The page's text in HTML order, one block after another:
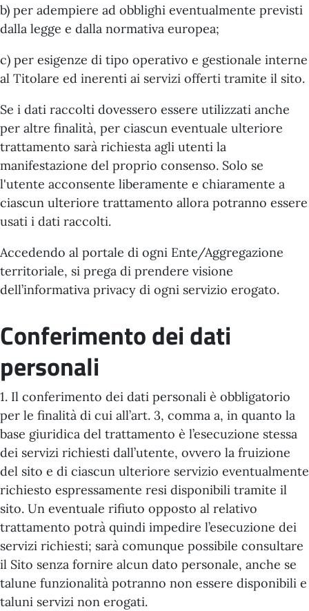
b) per adempiere ad obblighi eventualmente previsti
dalla legge e dalla normativa europea;
c) per esigenze di tipo operativo e gestionale interne
al Titolare ed inerenti ai servizi offerti tramite il sito.
Se i dati raccolti dovessero essere utilizzati anche
per altre finalità, per ciascun eventuale ulteriore
trattamento sarà richiesta agli utenti la
manifestazione del proprio consenso. Solo se
l'utente acconsente liberamente e chiaramente a
ciascun ulteriore trattamento allora potranno essere
usati i dati raccolti.
Accedendo al portale di ogni Ente/Aggregazione
territoriale, si prega di prendere visione
dell’informativa privacy di ogni servizio erogato.
Conferimento dei dati
personali
1. Il conferimento dei dati personali è obbligatorio
per le finalità di cui all’art. 3, comma a, in quanto la
base giuridica del trattamento è l’esecuzione stessa
dei servizi richiesti dall’utente, ovvero la fruizione
del sito e di ciascun ulteriore servizio eventualmente
richiesto espressamente resi disponibili tramite il
sito. Un eventuale rifiuto opposto al relativo
trattamento potrà quindi impedire l’esecuzione dei
servizi richiesti; sarà comunque possibile consultare
il Sito senza fornire alcun dato personale, anche se
talune funzionalità potranno non essere disponibili e
taluni servizi non erogati.